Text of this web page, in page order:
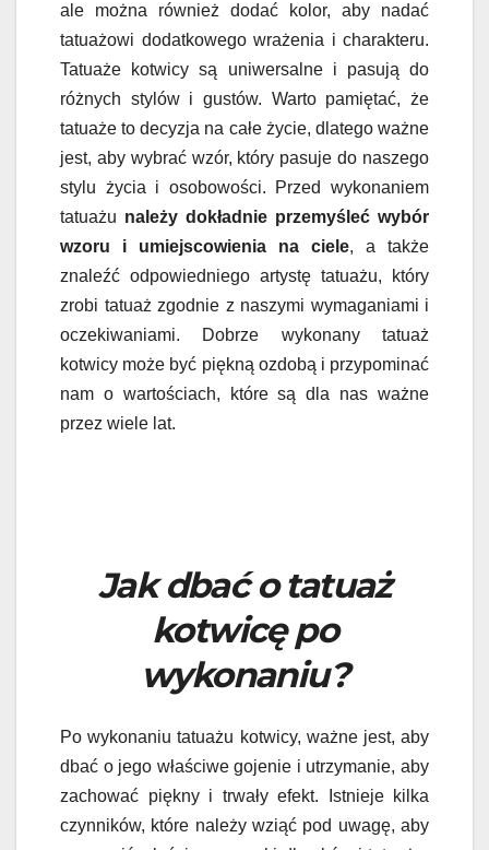
ale można również dodać kolor, aby nadać
tatuażowi dodatkowego wrażenia i charakteru.
Tatuaże kotwicy są uniwersalne i pasują do
różnych stylów i gustów. Warto pamiętać, że
tatuaże to decyzja na całe życie, dlatego ważne
jest, aby wybrać wzór, który pasuje do naszego
stylu życia i osobowości. Przed wykonaniem
tatuażu należy dokładnie przemyśleć wybór
wzoru i umiejscowienia na ciele, a także
znaleźć odpowiedniego artystę tatuażu, który
zrobi tatuaż zgodnie z naszymi wymaganiami i
oczekiwaniami. Dobrze wykonany tatuaż
kotwicy może być piękną ozdobą i przypominać
nam o wartościach, które są dla nas ważne
przez wiele lat.
Jak dbać o tatuaż
kotwicę po
wykonaniu?
Po wykonaniu tatuażu kotwicy, ważne jest, aby
dbać o jego właściwe gojenie i utrzymanie, aby
zachować piękny i trwały efekt. Istnieje kilka
czynników, które należy wziąć pod uwagę, aby